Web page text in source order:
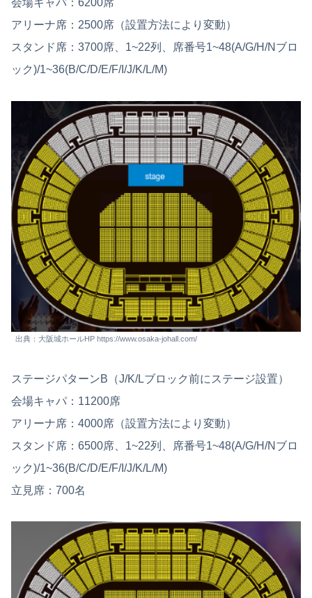
アリーナ席：2500席（設置方法により変動）
スタンド席：3700席、1~22列、席番号1~48(A/G/H/Nブロ
ック)/1~36(B/C/D/E/F/I/J/K/L/M)
出典：大阪城ホールHP https://www.osaka-johall.com/
ステージパターンB（J/K/Lブロック前にステージ設置）
会場キャパ：11200席
アリーナ席：4000席（設置方法により変動）
スタンド席：6500席、1~22列、席番号1~48(A/G/H/Nブロ
ック)/1~36(B/C/D/E/F/I/J/K/L/M)
立見席：700名